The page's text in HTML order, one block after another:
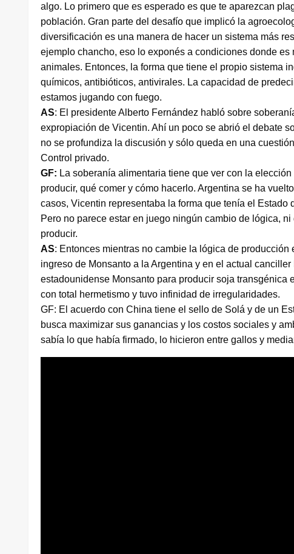
algo. Lo primero que es esperado es que te aparezcan
población. Gran parte del desafío que implicó la
diversificación es una manera de hacer un sistema más
ejemplo chancho, eso lo exponés a condiciones donde
animales. Entonces, la forma que tiene el propio sistema
químicos, antibióticos, antivirales. La capacidad de
estamos jugando con fuego.
AS: El presidente Alberto Fernández habló sobre
expropiación de Vicentin. Ahí un poco se abrió el debate
no se profundiza la discusión y sólo queda en una
Control privado.
GF: La soberanía alimentaria tiene que ver con la
producir, qué comer y cómo hacerlo. Argentina se ha
casos, Vicentin representaba la forma que tenía el
Pero no parece estar en juego ningún cambio de lógica,
producir.
AS: Entonces mientras no cambie la lógica de
ingreso de Monsanto a la Argentina y en el actual
estadounidense Monsanto para producir soja transgénica
con total hermetismo y tuvo infinidad de irregularidades.
GF: El acuerdo con China tiene el sello de Solá y de un
busca maximizar sus ganancias y los costos sociales y
sabía lo que había firmado, lo hicieron entre gallos y